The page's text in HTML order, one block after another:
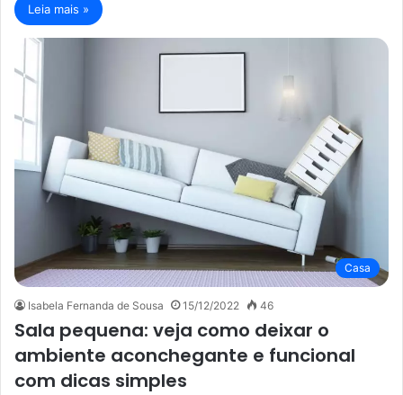
Leia mais »
Casa
Isabela Fernanda de Sousa 15/12/2022 46
Sala pequena: veja como deixar o
ambiente aconchegante e funcional
com dicas simples